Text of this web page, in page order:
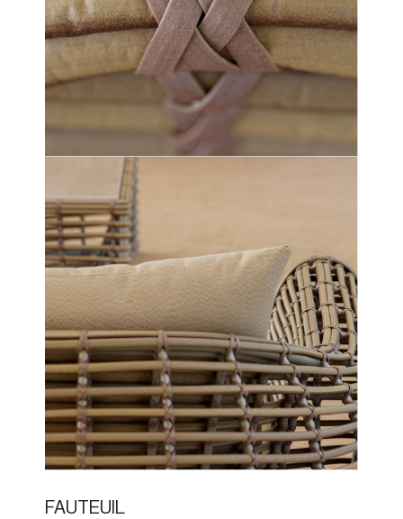
FAUTEUIL